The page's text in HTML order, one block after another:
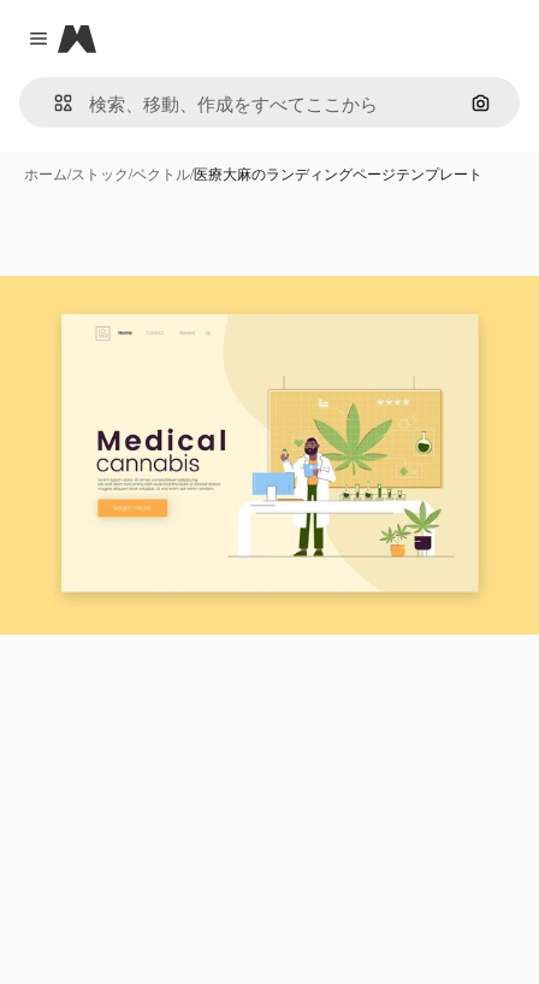
Close menu
Magnific
画像で
ホーム/ストック/ベクトル/医療大麻のランディングページテンプレート